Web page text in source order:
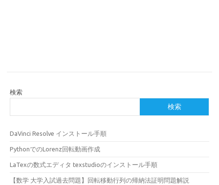
検索
検索
DaVinci Resolve インストール手順
PythonでのLorenz回転動画作成
LaTexの数式エディタ texstudioのインストール手順
【数学 大学入試過去問題】回転移動行列の帰納法証明問題解説